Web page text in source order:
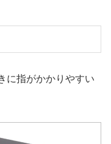
に指がかかりやすい